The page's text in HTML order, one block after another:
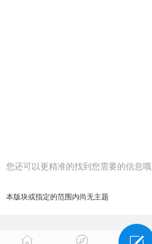
您还可以更精准的找到您需要的信息哦
本版块或指定的范围内尚无主题